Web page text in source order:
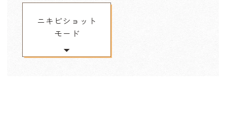
ニキビショット
モード